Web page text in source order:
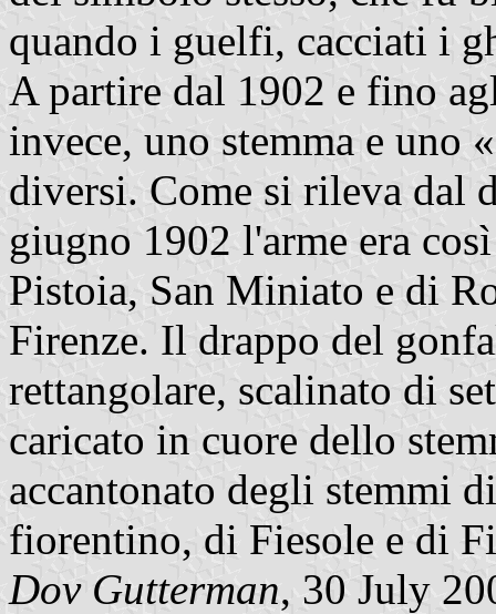
quando i guelfi, cacciati i
A partire dal 1902 e fino
invece, uno stemma e uno
diversi. Come si rileva dal
giugno 1902 l'arme era
Pistoia, San Miniato e di
Firenze. Il drappo del
rettangolare, scalinato di
caricato in cuore dello
accantonato degli stemmi
fiorentino, di Fiesole e di
Dov Gutterman, 30 July